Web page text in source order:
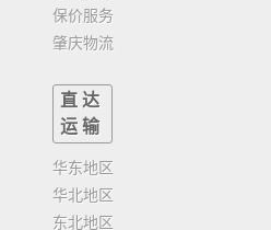
保价服务
肇庆物流
直达
运输
华东地区
华北地区
东北地区